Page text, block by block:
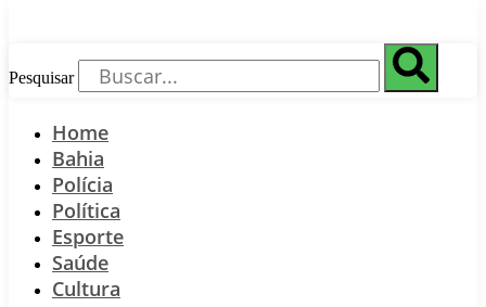
Pesquisar
Home
Bahia
Polícia
Política
Esporte
Saúde
Cultura